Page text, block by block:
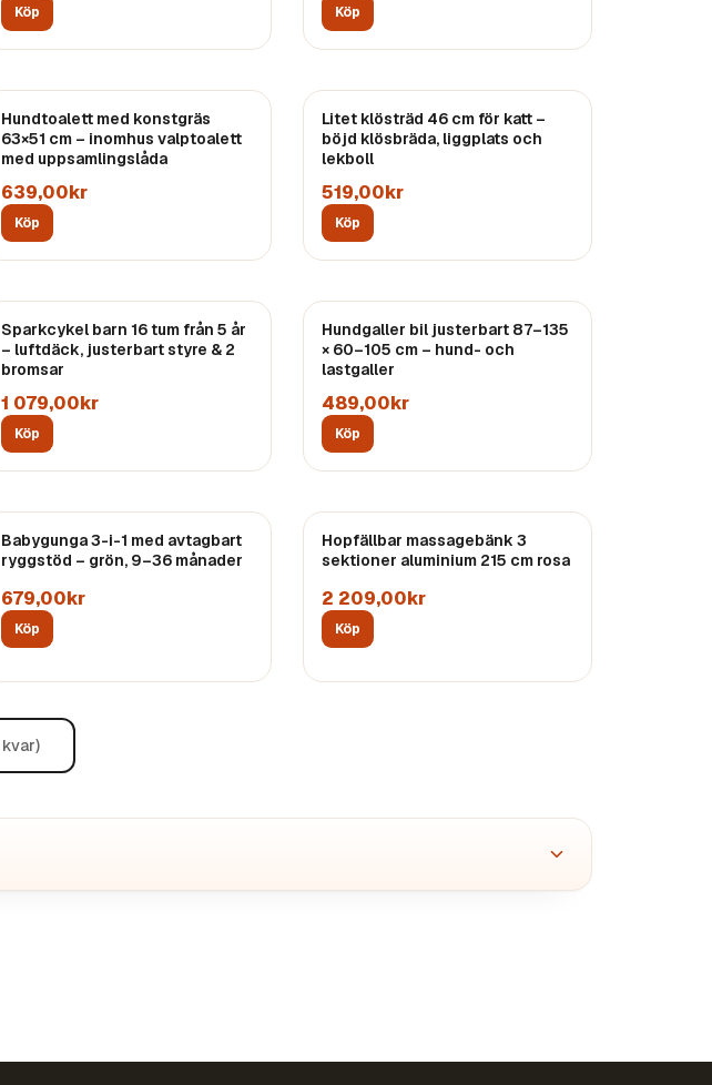
Köp Köp
Hundtoalett med konstgräs
63×51 cm – inomhus valptoalett
med uppsamlingslåda
639,00kr
Köp
Litet klösträd 46 cm för katt –
böjd klösbräda, liggplats och
lekboll
519,00kr
Köp
Sparkcykel barn 16 tum från 5 år
– luftdäck, justerbart styre & 2
bromsar
1 079,00kr
Köp
Hundgaller bil justerbart 87–135
× 60–105 cm – hund- och
lastgaller
489,00kr
Köp
Babygunga 3-i-1 med avtagbart
ryggstöd – grön, 9–36 månader
679,00kr
Köp
Hopfällbar massagebänk 3
sektioner aluminium 215 cm rosa
2 209,00kr
Köp
kvar)